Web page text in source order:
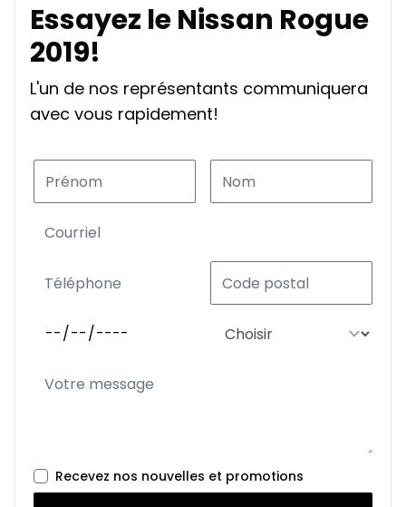
Essayez le Nissan Rogue
2019!
L'un de nos représentants communiquera
avec vous rapidement!
Recevez nos nouvelles et promotions